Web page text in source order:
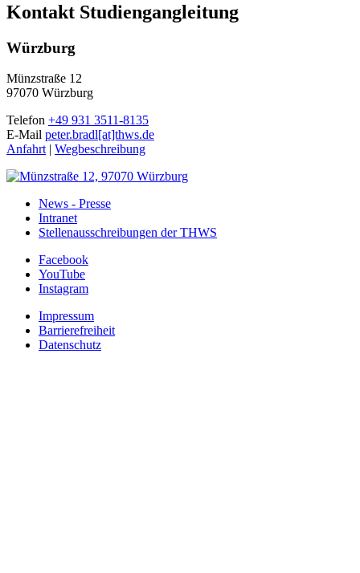
Kontakt Studiengangleitung
Würzburg
Münzstraße 12
97070 Würzburg
Telefon +49 931 3511-8135
E-Mail peter.bradl[at]thws.de
Anfahrt | Wegbeschreibung
News - Presse
Intranet
Stellenausschreibungen der THWS
Facebook
YouTube
Instagram
Impressum
Barrierefreiheit
Datenschutz